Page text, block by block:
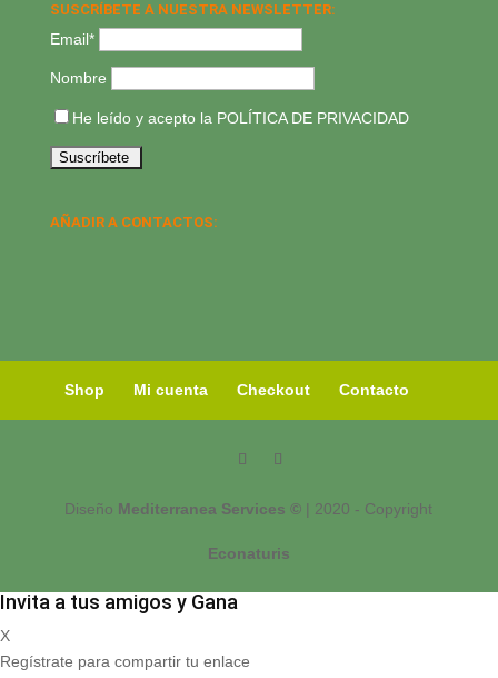
SUSCRÍBETE A NUESTRA NEWSLETTER:
Email*
Nombre
He leído y acepto la POLÍTICA DE PRIVACIDAD
AÑADIR A CONTACTOS:
Shop Mi cuenta Checkout Contacto
Diseño Mediterranea Services © | 2020 - Copyright
Econaturis
Invita a tus amigos y Gana
X
Regístrate para compartir tu enlace